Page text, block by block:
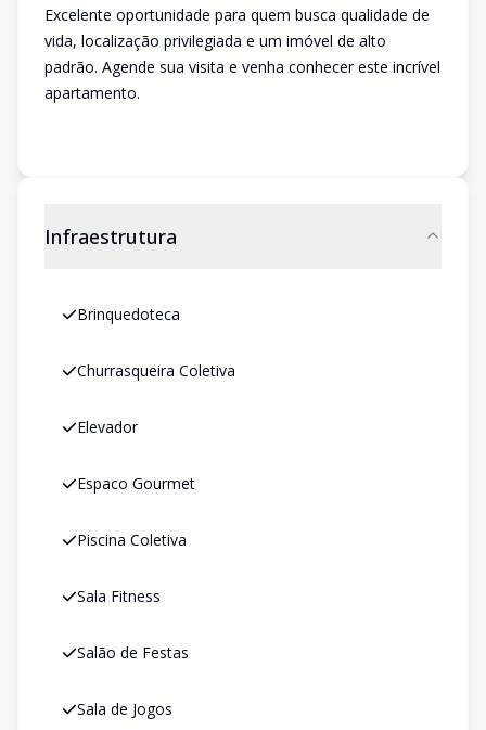
Excelente oportunidade para quem busca qualidade de
vida, localização privilegiada e um imóvel de alto
padrão. Agende sua visita e venha conhecer este incrível
apartamento.
Infraestrutura
Brinquedoteca
Churrasqueira Coletiva
Elevador
Espaco Gourmet
Piscina Coletiva
Sala Fitness
Salão de Festas
Sala de Jogos